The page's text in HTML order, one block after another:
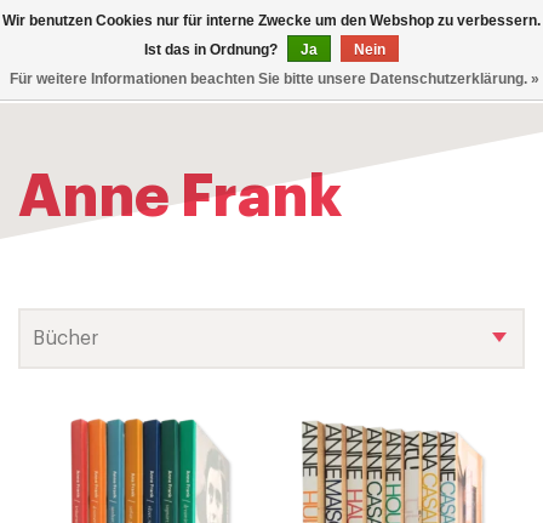
0
Anne Frank
Wir benutzen Cookies nur für interne Zwecke um den Webshop zu verbessern.
Ist das in Ordnung?
Ja
Nein
Für weitere Informationen beachten Sie bitte unsere Datenschutzerklärung. »